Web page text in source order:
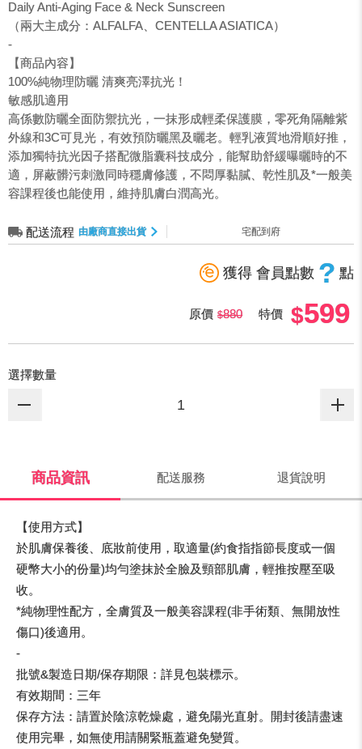
Daily Anti-Aging Face & Neck Sunscreen
（兩大主成分：ALFALFA、CENTELLA ASIATICA）
-
【商品內容】
100%純物理防曬 清爽亮澤抗光！
敏感肌適用
高係數防曬全面防禦抗光，一抹形成輕柔保護膜，零死角隔離紫
外線和3C可見光，有效預防曬黑及曬老。輕乳液質地滑順好推，
添加獨特抗光因子搭配微脂囊科技成分，能幫助舒緩曝曬時的不
適，屏蔽髒污刺激同時穩膚修護，不悶厚黏膩、乾性肌及*一般美
容課程後也能使用，維持肌膚白潤高光。
配送流程 由廠商直接出貨 宅配到府
獲得 會員點數 ? 點
原價 880 特價 599
選擇數量
商品資訊 配送服務 退貨說明
【使用方式】
於肌膚保養後、底妝前使用，取適量(約食指指節長度或一個
硬幣大小的份量)均勻塗抹於全臉及頸部肌膚，輕推按壓至吸
收。
*純物理性配方，全膚質及一般美容課程(非手術類、無開放性
傷口)後適用。
-
批號&製造日期/保存期限：詳見包裝標示。
有效期間：三年
保存方法：請置於陰涼乾燥處，避免陽光直射。開封後請盡速
使用完畢，如無使用請關緊瓶蓋避免變質。